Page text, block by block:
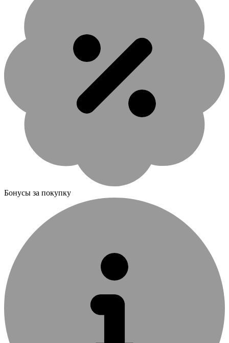
Бонусы за покупку